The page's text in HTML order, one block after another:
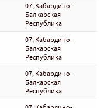
07, Кабардино-
Балкарская
Республика
07, Кабардино-
Балкарская
Республика
07, Кабардино-
Балкарская
Республика